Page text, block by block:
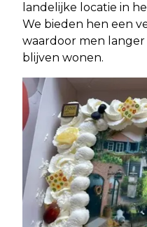
landelijke locatie in
We bieden hen een
waardoor men
blijven wonen.